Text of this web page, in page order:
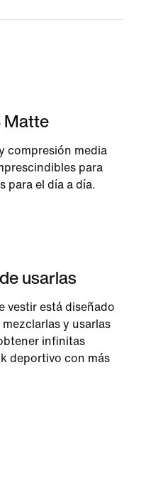
Matte
compresión media
para
para el día a día.
usarlas
vestir está diseñado
y usarlas
infinitas
deportivo con más